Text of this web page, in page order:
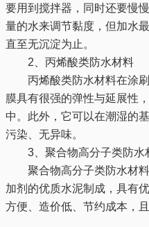
要用到搅拌器，同时还要慢
量的水来调节黏度，但加水
直至无沉淀为止。
2、丙烯酸类防水材料
丙烯酸类防水材料在涂刷
膜具有很强的弹性与延展性
中。此外，它可以在潮湿的
污染、无异味。
3、聚合物高分子类防水
聚合物高分子类防水材料
加剂的优质水泥制成，具有
方便、造价低、节约成本，且